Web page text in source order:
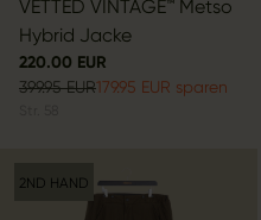
VETTED VINTAGE™ Metso
Hybrid Jacke
220.00 EUR
399.95 EUR179.95 EUR sparen
2ND HAND